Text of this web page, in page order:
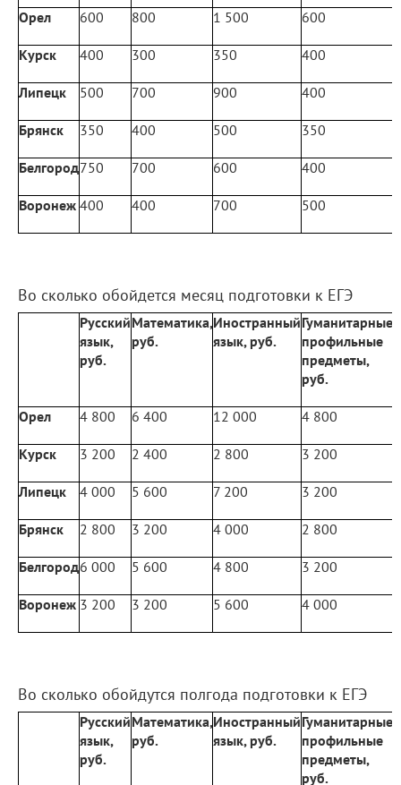
Орел 600 800 1 500 600
Курск 400 300 350 400
Липецк 500 700 900 400
Брянск 350 400 500 350
Белгород750 700 600 400
Воронеж 400 400 700 500
Во сколько обойдется месяц подготовки к ЕГЭ
Русский
язык,
руб.
Математика,
руб.
Иностранный
язык, руб.
Гуманитарные
профильные
предметы,
руб.
Орел 4 800 6 400 12 000 4 800
Курск 3 200 2 400 2 800 3 200
Липецк 4 000 5 600 7 200 3 200
Брянск 2 800 3 200 4 000 2 800
Белгород6 000 5 600 4 800 3 200
Воронеж 3 200 3 200 5 600 4 000
Во сколько обойдутся полгода подготовки к ЕГЭ
Русский
язык,
руб.
Математика,
руб.
Иностранный
язык, руб.
Гуманитарные
профильные
предметы,
руб.